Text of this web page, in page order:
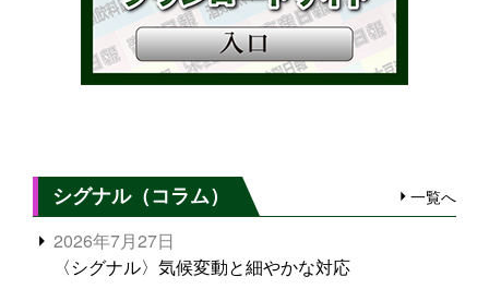
シグナル（コラム） 一覧へ
2026年7月27日
〈シグナル〉気候変動と細やかな対応